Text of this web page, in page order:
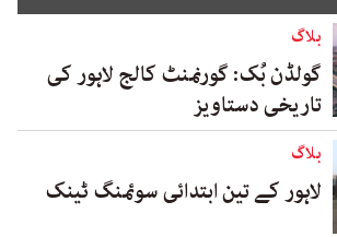
بلاگ
گولڈن بُک: گورنمنٹ کالج لاہور کی
تاریخی دستاویز
بلاگ
لاہور کے تین ابتدائی سوئمنگ ٹینک